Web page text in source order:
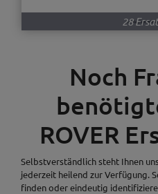
28
Noch
ROVER
Selbstverständlich steht Ihnen
jederzeit heilend zur Verfügung.
finden oder eindeutig